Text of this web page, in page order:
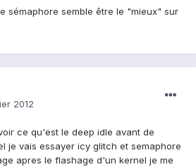
sémaphore semble être le "mieux" sur
2012
ce qu'est le deep idle avant de
je vais essayer icy glitch et semaphore
apres le flashage d'un kernel je me